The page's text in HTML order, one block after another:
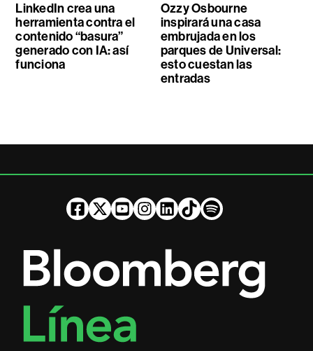
LinkedIn crea una
herramienta contra el
contenido “basura”
generado con IA: así
funciona
Ozzy Osbourne
inspirará una casa
embrujada en los
parques de Universal:
esto cuestan las
entradas